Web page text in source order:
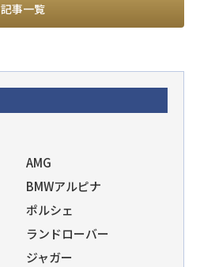
記事一覧
AMG
BMWアルピナ
ポルシェ
ランドローバー
ジャガー